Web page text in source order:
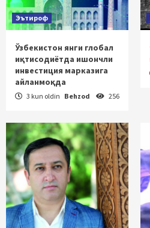
Эътироф
Ўзбекистон янги глобал
иқтисодиётда ишончли
инвестиция марказига
айланмоқда
3 kun oldin Behzod 256